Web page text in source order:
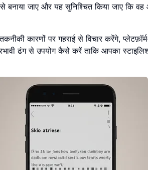
जाए और यह सुनिश्चित किया जाए कि
कारणों पर गहराई से विचार करेंगे,
ढंग से उपयोग कैसे करें ताकि आपका